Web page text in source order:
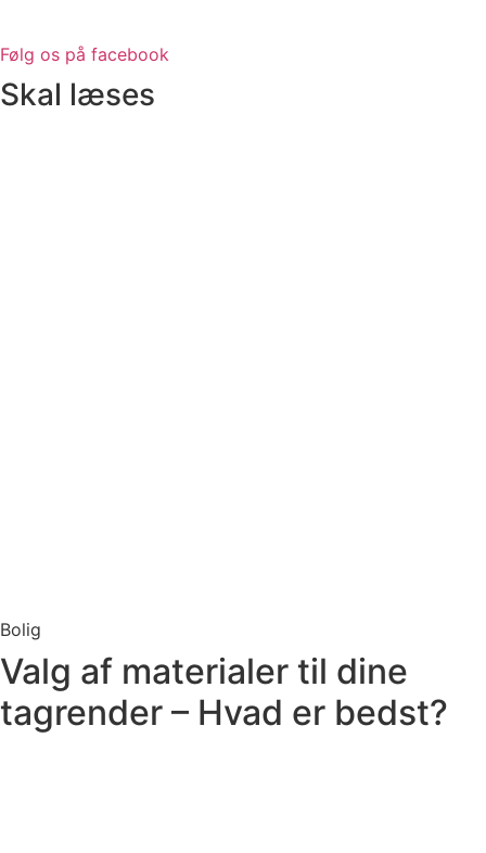
Følg os på facebook
Skal læses
Bolig
Valg af materialer til dine
tagrender – Hvad er bedst?